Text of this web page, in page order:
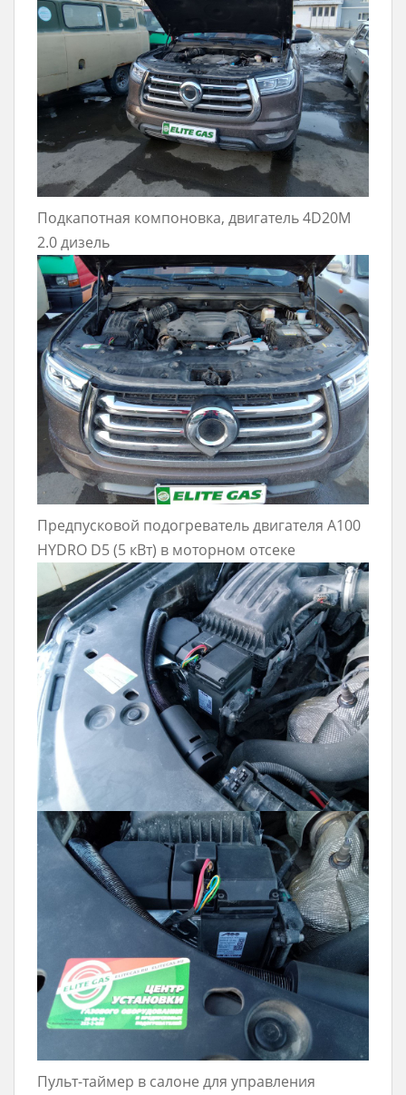
Подкапотная компоновка, двигатель 4D20M
2.0 дизель
Предпусковой подогреватель двигателя A100
HYDRO D5 (5 кВт) в моторном отсеке
Пульт-таймер в салоне для управления